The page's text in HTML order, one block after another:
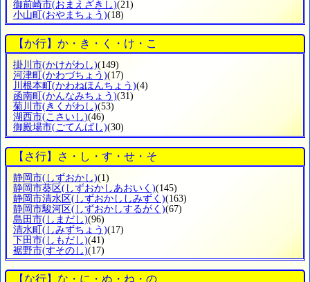
御前崎市(おまえざきし)(21)
小山町(おやまちょう)(18)
【か行】か・き・く・け・こ
掛川市(かけがわし)(149)
河津町 (かわづちょう)(17)
川根本町 (かわねほんちょう)(4)
函南町 (かんなみちょう)(31)
菊川市(きくがわし)(53)
湖西市(こさいし)(46)
御殿場市(ごてんばし)(30)
【さ行】さ・し・す・せ・そ
静岡市(しずおかし)(1)
静岡市葵区(しずおかしあおいく)(145)
静岡市清水区(しずおかししみずく)(163)
静岡市駿河区(しずおかしするがく)(67)
島田市(しまだし)(96)
清水町 (しみずちょう)(17)
下田市(しもだし)(41)
裾野市(すそのし)(17)
【な行】な・に・ぬ・ね・の